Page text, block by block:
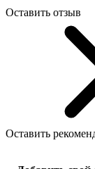
Оставить отзыв
Оставить